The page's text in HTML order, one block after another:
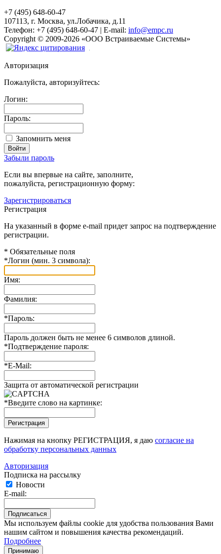
+7 (495) 648-60-47
107113, г. Москва, ул.Лобачика, д.11
Телефон: +7 (495) 648-60-47 | E-mail: info@empc.ru
Copyright © 2009-2026 «ООО Встраиваемые Системы»
Авторизация
Пожалуйста, авторизуйтесь:
Логин:
Пароль:
Запомнить меня
Забыли пароль
Если вы впервые на сайте, заполните,
пожалуйста, регистрационную форму:
Зарегистрироваться
Регистрация
На указанный в форме e-mail придет запрос на подтверждение
регистрации.
* Обязательные поля
*Логин (мин. 3 символа):
Имя:
Фамилия:
*Пароль:
Пароль должен быть не менее 6 символов длиной.
*Подтверждение пароля:
*E-Mail:
Защита от автоматической регистрации
*Введите слово на картинке:
Нажимая на кнопку РЕГИСТРАЦИЯ, я даю согласие на
обработку персональных данных
Авторизация
Подписка на рассылку
Новости
E-mail:
Мы используем файлы cookie для удобства пользования Вами
нашим сайтом и повышения качества рекомендаций.
Подробнее
Принимаю